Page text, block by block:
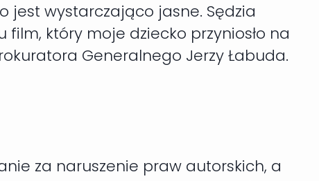
jest wystarczająco jasne. Sędzia
film, który moje dziecko przyniosło na
Generalnego Jerzy Łabuda.
za naruszenie praw autorskich, a